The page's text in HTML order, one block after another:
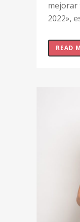
mejorar
2022»,
READ